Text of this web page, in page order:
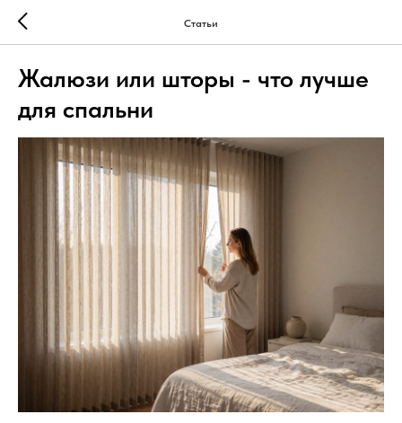
Статьи
Жалюзи или шторы - что лучше
для спальни